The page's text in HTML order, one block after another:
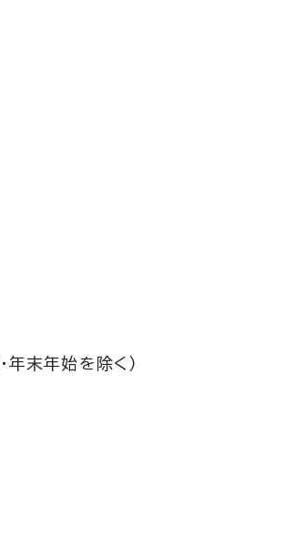
末年始を除く）